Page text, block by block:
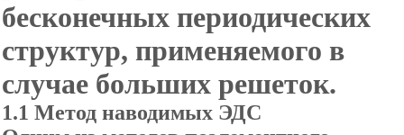
бесконечных периодических
структур, применяемого в
случае больших решеток.
1.1 Метод наводимых ЭДС